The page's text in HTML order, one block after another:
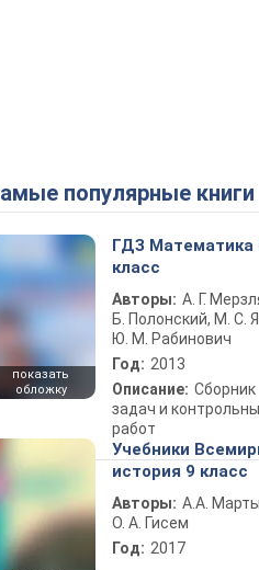
Самые популярные книги
показать
обложку
ГДЗ Математика
класс
Авторы: А. Г.
Б. Полонский, М. С.
Ю. М. Рабинович
Год: 2013
Описание: Сборник
задач и
работ
Учебники
история 9 класс
Авторы: А.А.
О. А. Гисем
Год: 2017